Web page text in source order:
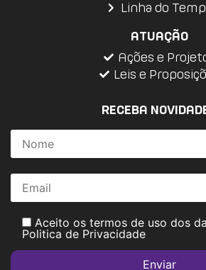
Linha do
ATUAÇÃO
Ações e
Leis e
RECEBA
Aceito os termos de uso dos
Politica de Privacidade